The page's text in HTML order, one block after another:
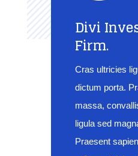
Divi
Firm.
Cras ultricies
dictum porta.
massa,
ligula sed
Praesent